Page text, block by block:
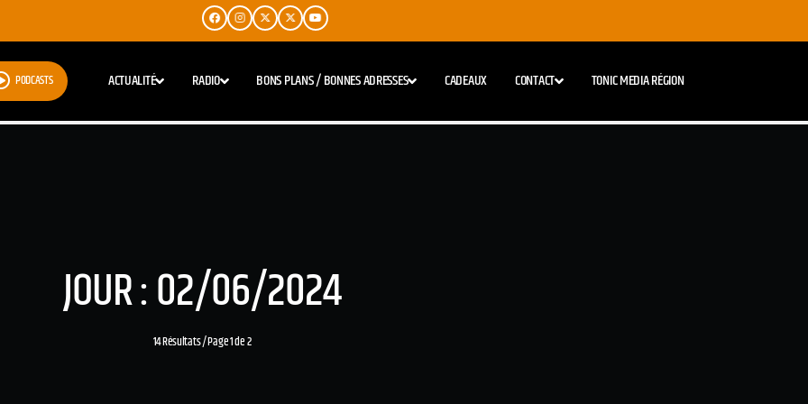
PODCASTS ACTUALITÉ RADIO BONS PLANS / BONNES ADRESSES CADEAUX CONTACT TONIC MEDIA RÉGION
JOUR : 02/06/2024
14 Résultats / Page 1 de 2